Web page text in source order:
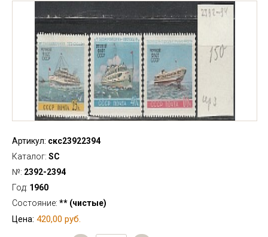
Артикул: скс23922394
Каталог: SC
№: 2392-2394
Год: 1960
Состояние: ** (чистые)
Цена: 420,00 руб.